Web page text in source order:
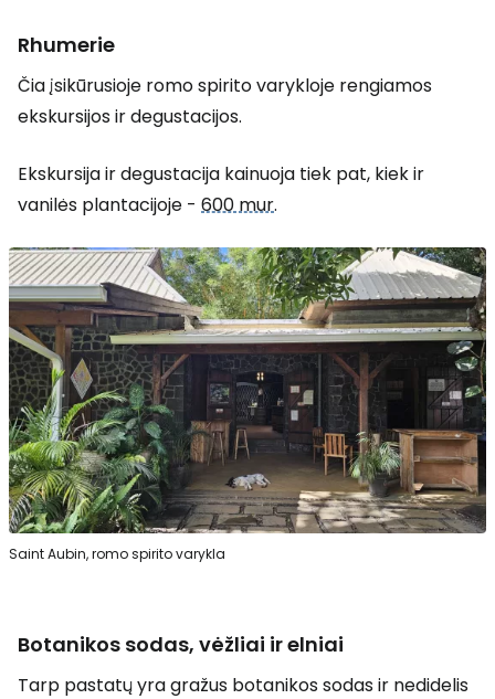
Rhumerie
Čia įsikūrusioje romo spirito varykloje rengiamos
ekskursijos ir degustacijos.
Ekskursija ir degustacija kainuoja tiek pat, kiek ir
vanilės plantacijoje - 600 mur.
Saint Aubin, romo spirito varykla
Botanikos sodas, vėžliai ir elniai
Tarp pastatų yra gražus botanikos sodas ir nedidelis